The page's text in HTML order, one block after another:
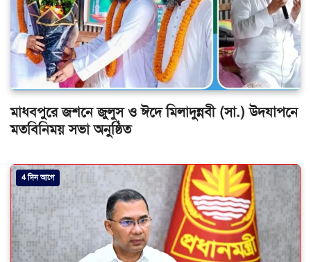
মাধবপুরে জশনে জুলুস ও ঈদে মিলাদুন্নবী (সা.) উদযাপনে
মতবিনিময় সভা অনুষ্ঠিত
4 দিন আগে